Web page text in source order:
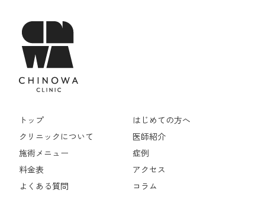
トップ
はじめての方へ
クリニックについて
医師紹介
施術メニュー
症例
料金表
アクセス
よくある質問
コラム